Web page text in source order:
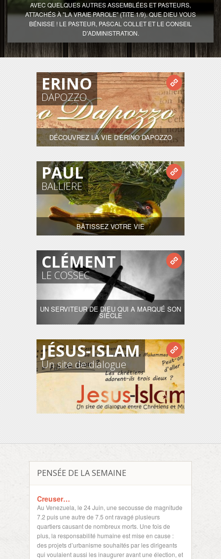
AVEC QUELQUES AUTRES ASSEMBLÉES ET PASTEURS,
ATTACHÉS À "LA VRAIE PAROLE" (TITE 1/9). QUE DIEU VOUS
BÉNISSE ! LE PASTEUR, PASCAL COLLET ET LE CONSEIL
D'ADMINISTRATION.
DÉCOUVREZ LA VIE D'ERINO DAPOZZO
ERINO
DAPOZZO
BÂTISSEZ VOTRE VIE
PAUL
BALLIERE
UN SERVITEUR DE DIEU QUI A MARQUÉ SON
SIÉCLE
CLÉMENT
LE COSSEC
JÉSUS-ISLAM
Un site de dialogue
PENSÉE DE LA SEMAINE
Creuser…
Au Venezuela, le 24 Juin, une secousse de magnitude
7.2 puis une autre de 7.5 ont ravagé plusieurs
quartiers causant de nombreux morts. Une fois de
plus, la responsabilité humaine est mise en cause :
des projets d’urbanisme souhaités par les dirigeants
qui voulaient aussi les inaugurer avant une élection, et